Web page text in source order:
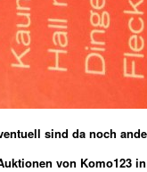
sind da noch
von Komo123